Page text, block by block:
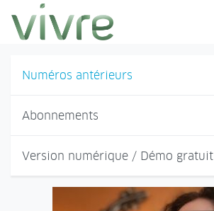
Aller au menu principal
Aller au contenu principal
Numéros antérieurs
Abonnements
Version numérique / Démo gratuit